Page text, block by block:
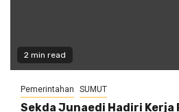
2 min read
Pemerintahan SUMUT
Sekda Junaedi Hadiri Kerja